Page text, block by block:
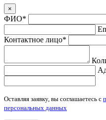
×
ФИО*
Контактное лицо*
Оставляя заявку, вы соглашаетесь с
персональных данных